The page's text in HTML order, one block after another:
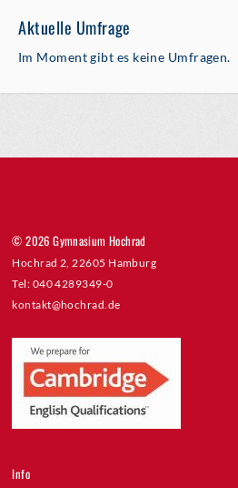
Aktuelle Umfrage
Im Moment gibt es keine Umfragen.
© 2026 Gymnasium Hochrad
Hochrad 2, 22605 Hamburg
Tel: 040 4289349-0
kontakt@hochrad.de
Info